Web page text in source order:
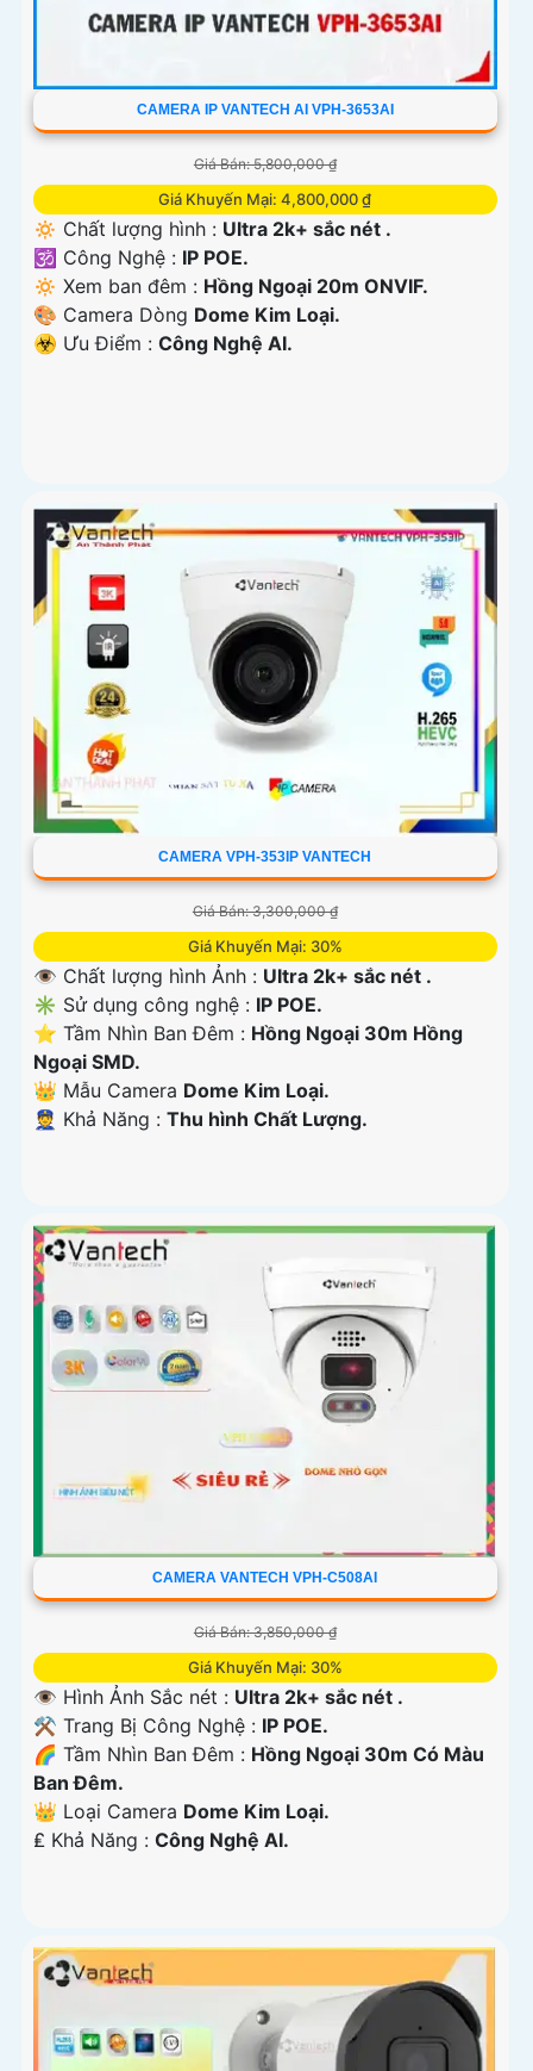
CAMERA IP VANTECH AI VPH-3653AI
Giá Bán: 5,800,000 ₫
Giá Khuyến Mại: 4,800,000 ₫
🔅 Chất lượng hình : Ultra 2k+ sắc nét .
🕉️ Công Nghệ : IP POE.
🔅 Xem ban đêm : Hồng Ngoại 20m ONVIF.
🎨 Camera Dòng Dome Kim Loại.
️☣️ Ưu Điểm : Công Nghệ AI.
CAMERA VPH-353IP VANTECH
Giá Bán: 3,300,000 ₫
Giá Khuyến Mại: 30%
👁 Chất lượng hình Ảnh : Ultra 2k+ sắc nét .
✳️ Sử dụng công nghệ : IP POE.
⭐ Tầm Nhìn Ban Đêm : Hồng Ngoại 30m Hồng
Ngoại SMD.
👑 Mẫu Camera Dome Kim Loại.
️👮 Khả Năng : Thu hình Chất Lượng.
CAMERA VANTECH VPH-C508AI
Giá Bán: 3,850,000 ₫
Giá Khuyến Mại: 30%
👁 Hình Ảnh Sắc nét : Ultra 2k+ sắc nét .
⚒ Trang Bị Công Nghệ : IP POE.
🌈 Tầm Nhìn Ban Đêm : Hồng Ngoại 30m Có Màu
Ban Đêm.
👑 Loại Camera Dome Kim Loại.
️₤ Khả Năng : Công Nghệ AI.